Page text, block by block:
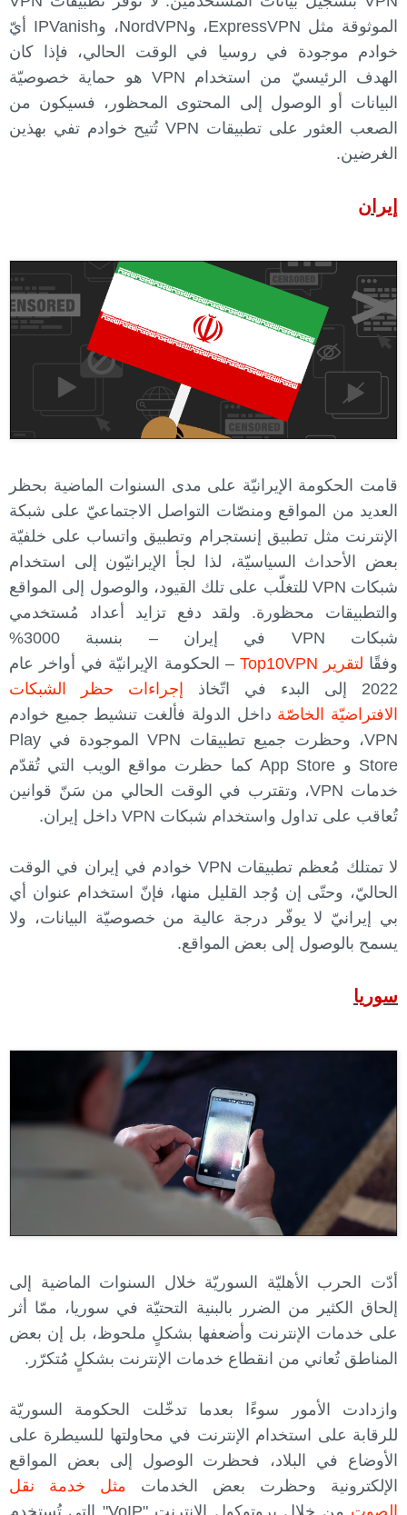
الموثوقة مثل ExpressVPN، وNordVPN، وIPVanish أيّ
خوادم موجودة في روسيا في الوقت الحالي، فإذا كان
الهدف الرئيسيّ من استخدام VPN هو حماية خصوصيّة
البيانات أو الوصول إلى المحتوى المحظور، فسيكون من
الصعب العثور على تطبيقات VPN تُتيح خوادم تفي بهذين
الغرضين.
إيران
قامت الحكومة الإيرانيّة على مدى السنوات الماضية بحظر
العديد من المواقع ومنصّات التواصل الاجتماعيّ على شبكة
الإنترنت مثل تطبيق إنستجرام وتطبيق واتساب على خلفيّة
بعض الأحداث السياسيّة، لذا لجأ الإيرانيّون إلى استخدام
شبكات VPN للتغلّب على تلك القيود، والوصول إلى المواقع
والتطبيقات محظورة. ولقد دفع تزايد أعداد مُستخدمي
شبكات VPN في إيران – بنسبة 3000%
وفقًا لتقرير Top10VPN
– الحكومة الإيرانيّة في أواخر عام
2022 إلى البدء في اتّخاذ
إجراءات حظر الشبكات
الافتراضيّة الخاصّة داخل الدولة فألغت تنشيط جميع خوادم
VPN، وحظرت جميع تطبيقات VPN الموجودة في Play
Store و App Store كما حظرت مواقع الويب التي تُقدّم
خدمات VPN، وتقترب في الوقت الحالي من سَنّ قوانين
تُعاقب على تداول واستخدام شبكات VPN داخل إيران.
لا تمتلك مُعظم تطبيقات VPN خوادم في إيران في الوقت
الحاليّ، وحتّى إن وُجد القليل منها، فإنّ استخدام عنوان أي
بي إيرانيّ لا يوفّر درجة عالية من خصوصيّة البيانات، ولا
يسمح بالوصول إلى بعض المواقع.
سوريا
أدّت الحرب الأهليّة السوريّة خلال السنوات الماضية إلى
إلحاق الكثير من الضرر بالبنية التحتيّة في سوريا، ممّا أثر
على خدمات الإنترنت وأضعفها بشكلٍ ملحوظ، بل إن بعض
المناطق تُعاني من انقطاع خدمات الإنترنت بشكلٍ مُتكرّر.
وازدادت الأمور سوءًا بعدما تدخّلت الحكومة السوريّة
للرقابة على استخدام الإنترنت في محاولتها للسيطرة على
الأوضاع في البلاد، فحظرت الوصول إلى بعض المواقع
الإلكترونية وحظرت بعض الخدمات مثل خدمة نقل